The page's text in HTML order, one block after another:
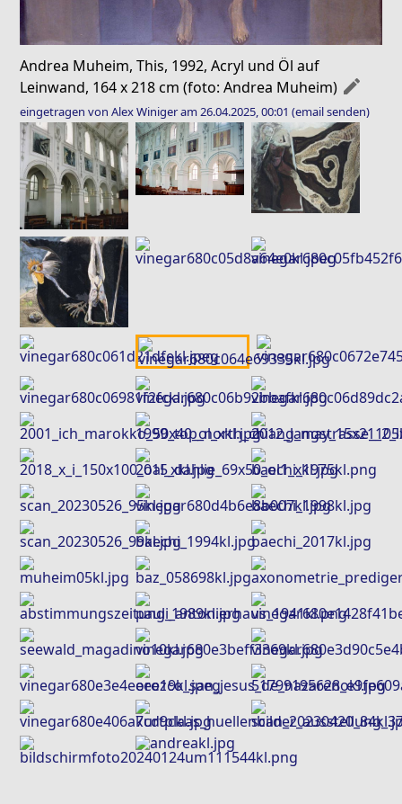
Andrea Muheim, This, 1992, Acryl und Öl auf
Leinwand, 164 x 218 cm (foto: Andrea Muheim) mode_edit
eingetragen von Alex Winiger am 26.04.2025, 00:01 (email senden)